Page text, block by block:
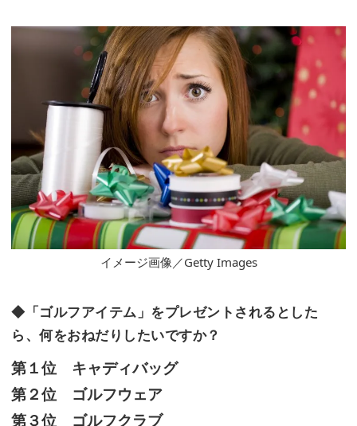
イメージ画像／Getty Images
◆「ゴルフアイテム」をプレゼントされるとした
ら、何をおねだりしたいですか？
第１位 キャディバッグ
第２位 ゴルフウェア
第３位 ゴルフクラブ